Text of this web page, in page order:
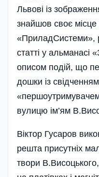
Львові із
знайшов своє місце
«ПриладСистеми»,
статті у альманасі
описом подій, що
дошки із
вулицю ім’ям
Віктор Гусаров
решта присутніх
твори